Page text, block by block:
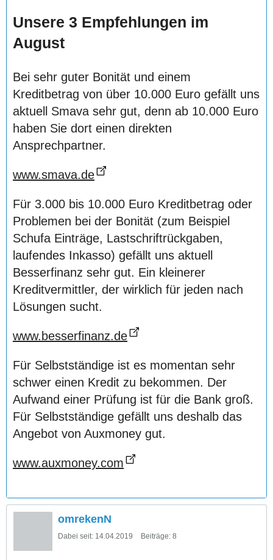
Unsere 3 Empfehlungen im
August
Bei sehr guter Bonität und einem
Kreditbetrag von über 10.000 Euro gefällt uns
aktuell Smava sehr gut, denn ab 10.000 Euro
haben Sie dort einen direkten
Ansprechpartner.
www.smava.de
Für 3.000 bis 10.000 Euro Kreditbetrag oder
Problemen bei der Bonität (zum Beispiel
Schufa Einträge, Lastschriftrückgaben,
laufendes Inkasso) gefällt uns aktuell
Besserfinanz sehr gut. Ein kleinerer
Kreditvermittler, der wirklich für jeden nach
Lösungen sucht.
www.besserfinanz.de
Für Selbstständige ist es momentan sehr
schwer einen Kredit zu bekommen. Der
Aufwand einer Prüfung ist für die Bank groß.
Für Selbstständige gefällt uns deshalb das
Angebot von Auxmoney gut.
www.auxmoney.com
omrekenN
Dabei seit: 14.04.2019 Beiträge: 8